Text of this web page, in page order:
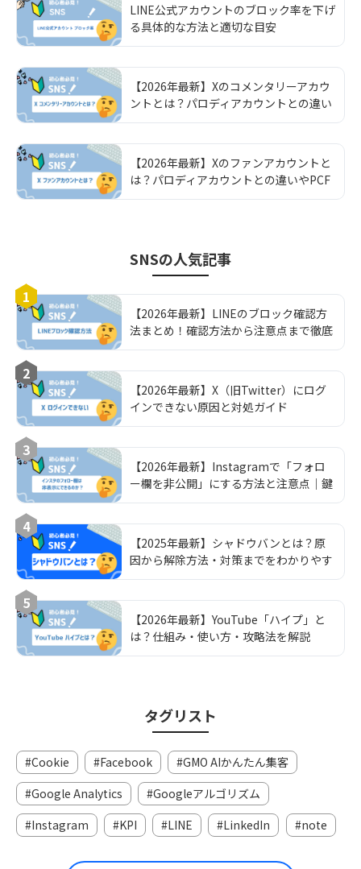
LINE公式アカウントのブロック率を下げ
る具体的な方法と適切な目安
【2026年最新】Xのコメンタリーアカウ
ントとは？パロディアカウントとの違い
やPCFラベルの設定方法を解説
【2026年最新】Xのファンアカウントと
は？パロディアカウントとの違いやPCF
ラベルの設定方法を解説
SNSの人気記事
1
【2026年最新】LINEのブロック確認方
法まとめ！確認方法から注意点まで徹底
解説！
2
【2026年最新】X（旧Twitter）にログ
インできない原因と対処ガイド
3
【2026年最新】Instagramで「フォロ
ー欄を非公開」にする方法と注意点｜鍵
垢運用の完全ガイド
4
【2025年最新】シャドウバンとは？原
因から解除方法・対策までをわかりやす
く解説
5
【2026年最新】YouTube「ハイプ」と
は？仕組み・使い方・攻略法を解説
タグリスト
Cookie Facebook
GMO AIかんたん集客
Google Analytics
Googleアルゴリズム
Instagram
KPI LINE LinkedIn note